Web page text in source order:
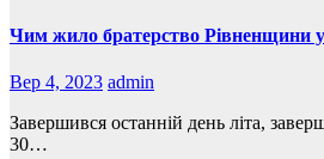
Чим жило братерство Рівненщини у
Вер 4, 2023 admin
Завершився останній день літа,
30…